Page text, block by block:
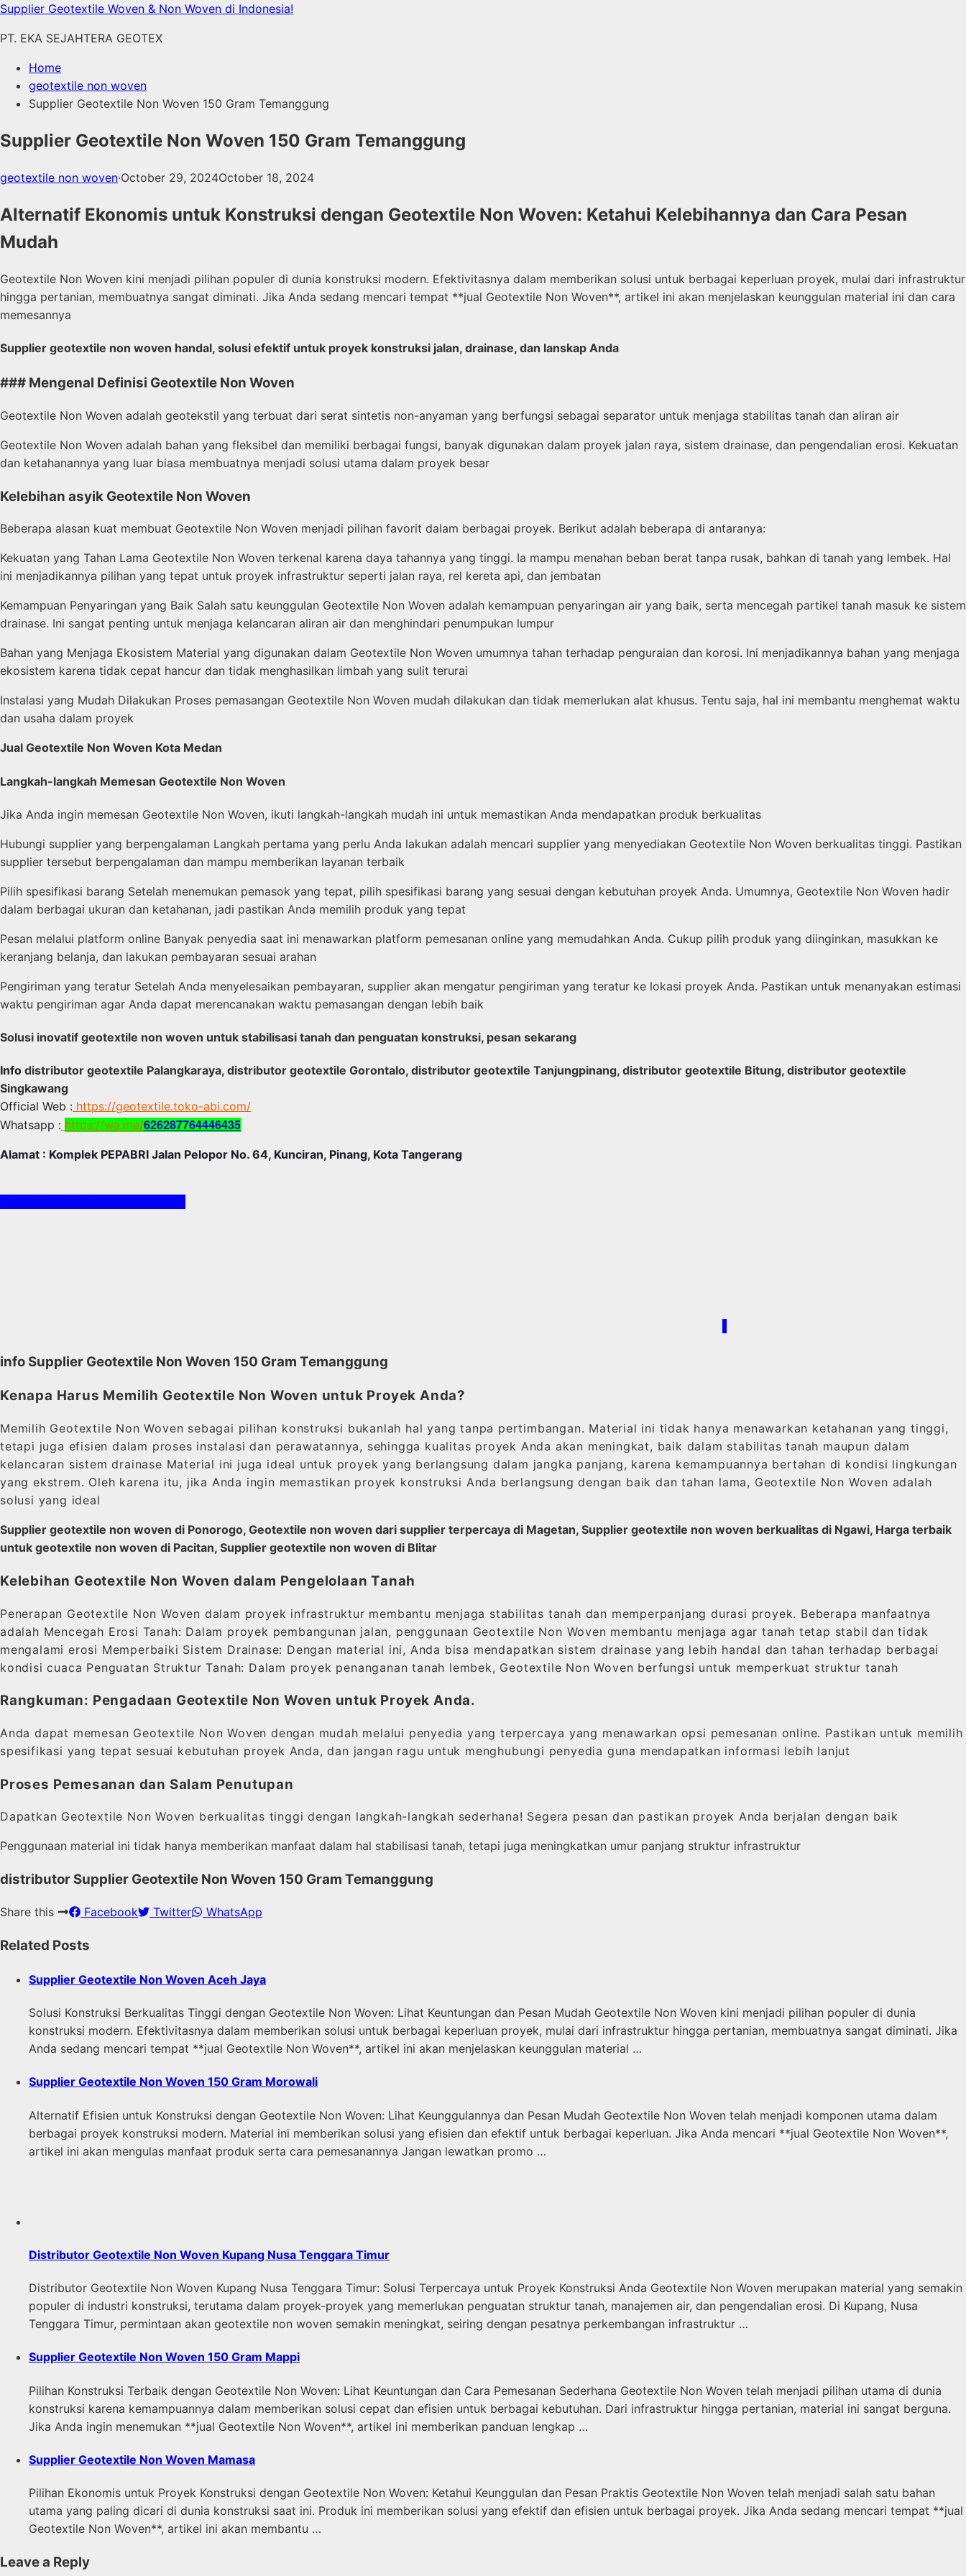
Skip
content
Supplier Geotextile Woven & Non Woven di Indonesia!
PT. EKA SEJAHTERA GEOTEX
Home
geotextile non woven
Supplier Geotextile Non Woven 150 Gram Temanggung
Supplier Geotextile Non Woven 150 Gram Temanggung
geotextile non woven·October 29, 2024October 18, 2024
Alternatif Ekonomis untuk Konstruksi dengan Geotextile Non Woven: Ketahui Kelebihannya dan Cara Pesan
Mudah
Geotextile Non Woven kini menjadi pilihan populer di dunia konstruksi modern. Efektivitasnya dalam memberikan solusi untuk berbagai keperluan proyek, mulai dari infrastruktur
hingga pertanian, membuatnya sangat diminati. Jika Anda sedang mencari tempat **jual Geotextile Non Woven**, artikel ini akan menjelaskan keunggulan material ini dan cara
memesannya
Supplier geotextile non woven handal, solusi efektif untuk proyek konstruksi jalan, drainase, dan lanskap Anda
### Mengenal Definisi Geotextile Non Woven
Geotextile Non Woven adalah geotekstil yang terbuat dari serat sintetis non-anyaman yang berfungsi sebagai separator untuk menjaga stabilitas tanah dan aliran air
Geotextile Non Woven adalah bahan yang fleksibel dan memiliki berbagai fungsi, banyak digunakan dalam proyek jalan raya, sistem drainase, dan pengendalian erosi. Kekuatan
dan ketahanannya yang luar biasa membuatnya menjadi solusi utama dalam proyek besar
Kelebihan asyik Geotextile Non Woven
Beberapa alasan kuat membuat Geotextile Non Woven menjadi pilihan favorit dalam berbagai proyek. Berikut adalah beberapa di antaranya:
Kekuatan yang Tahan Lama Geotextile Non Woven terkenal karena daya tahannya yang tinggi. Ia mampu menahan beban berat tanpa rusak, bahkan di tanah yang lembek. Hal
ini menjadikannya pilihan yang tepat untuk proyek infrastruktur seperti jalan raya, rel kereta api, dan jembatan
Kemampuan Penyaringan yang Baik Salah satu keunggulan Geotextile Non Woven adalah kemampuan penyaringan air yang baik, serta mencegah partikel tanah masuk ke sistem
drainase. Ini sangat penting untuk menjaga kelancaran aliran air dan menghindari penumpukan lumpur
Bahan yang Menjaga Ekosistem Material yang digunakan dalam Geotextile Non Woven umumnya tahan terhadap penguraian dan korosi. Ini menjadikannya bahan yang menjaga
ekosistem karena tidak cepat hancur dan tidak menghasilkan limbah yang sulit terurai
Instalasi yang Mudah Dilakukan Proses pemasangan Geotextile Non Woven mudah dilakukan dan tidak memerlukan alat khusus. Tentu saja, hal ini membantu menghemat waktu
dan usaha dalam proyek
Jual Geotextile Non Woven Kota Medan
Langkah-langkah Memesan Geotextile Non Woven
Jika Anda ingin memesan Geotextile Non Woven, ikuti langkah-langkah mudah ini untuk memastikan Anda mendapatkan produk berkualitas
Hubungi supplier yang berpengalaman Langkah pertama yang perlu Anda lakukan adalah mencari supplier yang menyediakan Geotextile Non Woven berkualitas tinggi. Pastikan
supplier tersebut berpengalaman dan mampu memberikan layanan terbaik
Pilih spesifikasi barang Setelah menemukan pemasok yang tepat, pilih spesifikasi barang yang sesuai dengan kebutuhan proyek Anda. Umumnya, Geotextile Non Woven hadir
dalam berbagai ukuran dan ketahanan, jadi pastikan Anda memilih produk yang tepat
Pesan melalui platform online Banyak penyedia saat ini menawarkan platform pemesanan online yang memudahkan Anda. Cukup pilih produk yang diinginkan, masukkan ke
keranjang belanja, dan lakukan pembayaran sesuai arahan
Pengiriman yang teratur Setelah Anda menyelesaikan pembayaran, supplier akan mengatur pengiriman yang teratur ke lokasi proyek Anda. Pastikan untuk menanyakan estimasi
waktu pengiriman agar Anda dapat merencanakan waktu pemasangan dengan lebih baik
Solusi inovatif geotextile non woven untuk stabilisasi tanah dan penguatan konstruksi, pesan sekarang
Info distributor geotextile Palangkaraya, distributor geotextile Gorontalo, distributor geotextile Tanjungpinang, distributor geotextile Bitung, distributor geotextile
Singkawang
Official Web : https://geotextile.toko-abi.com/
Whatsapp : https://wa.me/626287764446435
Alamat : Komplek PEPABRI Jalan Pelopor No. 64, Kunciran, Pinang, Kota Tangerang
info Supplier Geotextile Non Woven 150 Gram Temanggung
Kenapa Harus Memilih Geotextile Non Woven untuk Proyek Anda?
Memilih Geotextile Non Woven sebagai pilihan konstruksi bukanlah hal yang tanpa pertimbangan. Material ini tidak hanya menawarkan ketahanan yang tinggi,
tetapi juga efisien dalam proses instalasi dan perawatannya, sehingga kualitas proyek Anda akan meningkat, baik dalam stabilitas tanah maupun dalam
kelancaran sistem drainase Material ini juga ideal untuk proyek yang berlangsung dalam jangka panjang, karena kemampuannya bertahan di kondisi lingkungan
yang ekstrem. Oleh karena itu, jika Anda ingin memastikan proyek konstruksi Anda berlangsung dengan baik dan tahan lama, Geotextile Non Woven adalah
solusi yang ideal
Supplier geotextile non woven di Ponorogo, Geotextile non woven dari supplier terpercaya di Magetan, Supplier geotextile non woven berkualitas di Ngawi, Harga terbaik
untuk geotextile non woven di Pacitan, Supplier geotextile non woven di Blitar
Kelebihan Geotextile Non Woven dalam Pengelolaan Tanah
Penerapan Geotextile Non Woven dalam proyek infrastruktur membantu menjaga stabilitas tanah dan memperpanjang durasi proyek. Beberapa manfaatnya
adalah Mencegah Erosi Tanah: Dalam proyek pembangunan jalan, penggunaan Geotextile Non Woven membantu menjaga agar tanah tetap stabil dan tidak
mengalami erosi Memperbaiki Sistem Drainase: Dengan material ini, Anda bisa mendapatkan sistem drainase yang lebih handal dan tahan terhadap berbagai
kondisi cuaca Penguatan Struktur Tanah: Dalam proyek penanganan tanah lembek, Geotextile Non Woven berfungsi untuk memperkuat struktur tanah
Rangkuman: Pengadaan Geotextile Non Woven untuk Proyek Anda.
Anda dapat memesan Geotextile Non Woven dengan mudah melalui penyedia yang terpercaya yang menawarkan opsi pemesanan online. Pastikan untuk memilih
spesifikasi yang tepat sesuai kebutuhan proyek Anda, dan jangan ragu untuk menghubungi penyedia guna mendapatkan informasi lebih lanjut
Proses Pemesanan dan Salam Penutupan
Dapatkan Geotextile Non Woven berkualitas tinggi dengan langkah-langkah sederhana! Segera pesan dan pastikan proyek Anda berjalan dengan baik
Penggunaan material ini tidak hanya memberikan manfaat dalam hal stabilisasi tanah, tetapi juga meningkatkan umur panjang struktur infrastruktur
distributor Supplier Geotextile Non Woven 150 Gram Temanggung
Share this Facebook Twitter WhatsApp
Related Posts
Supplier Geotextile Non Woven Aceh Jaya
Solusi Konstruksi Berkualitas Tinggi dengan Geotextile Non Woven: Lihat Keuntungan dan Pesan Mudah Geotextile Non Woven kini menjadi pilihan populer di dunia
konstruksi modern. Efektivitasnya dalam memberikan solusi untuk berbagai keperluan proyek, mulai dari infrastruktur hingga pertanian, membuatnya sangat diminati. Jika
Anda sedang mencari tempat **jual Geotextile Non Woven**, artikel ini akan menjelaskan keunggulan material …
Supplier Geotextile Non Woven 150 Gram Morowali
Alternatif Efisien untuk Konstruksi dengan Geotextile Non Woven: Lihat Keunggulannya dan Pesan Mudah Geotextile Non Woven telah menjadi komponen utama dalam
berbagai proyek konstruksi modern. Material ini memberikan solusi yang efisien dan efektif untuk berbagai keperluan. Jika Anda mencari **jual Geotextile Non Woven**,
artikel ini akan mengulas manfaat produk serta cara pemesanannya Jangan lewatkan promo …
Distributor Geotextile Non Woven Kupang Nusa Tenggara Timur
Distributor Geotextile Non Woven Kupang Nusa Tenggara Timur: Solusi Terpercaya untuk Proyek Konstruksi Anda Geotextile Non Woven merupakan material yang semakin
populer di industri konstruksi, terutama dalam proyek-proyek yang memerlukan penguatan struktur tanah, manajemen air, dan pengendalian erosi. Di Kupang, Nusa
Tenggara Timur, permintaan akan geotextile non woven semakin meningkat, seiring dengan pesatnya perkembangan infrastruktur …
Supplier Geotextile Non Woven 150 Gram Mappi
Pilihan Konstruksi Terbaik dengan Geotextile Non Woven: Lihat Keuntungan dan Cara Pemesanan Sederhana Geotextile Non Woven telah menjadi pilihan utama di dunia
konstruksi karena kemampuannya dalam memberikan solusi cepat dan efisien untuk berbagai kebutuhan. Dari infrastruktur hingga pertanian, material ini sangat berguna.
Jika Anda ingin menemukan **jual Geotextile Non Woven**, artikel ini memberikan panduan lengkap …
Supplier Geotextile Non Woven Mamasa
Pilihan Ekonomis untuk Proyek Konstruksi dengan Geotextile Non Woven: Ketahui Keunggulan dan Pesan Praktis Geotextile Non Woven telah menjadi salah satu bahan
utama yang paling dicari di dunia konstruksi saat ini. Produk ini memberikan solusi yang efektif dan efisien untuk berbagai proyek. Jika Anda sedang mencari tempat **jual
Geotextile Non Woven**, artikel ini akan membantu …
Leave a Reply